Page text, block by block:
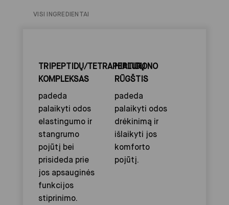
VISI INGREDIENTAI
TRIPEPTIDŲ/TETRAPEPTIDŲ
KOMPLEKSAS
padeda
palaikyti odos
elastingumo ir
stangrumo
pojūtį bei
prisideda prie
jos apsauginės
funkcijos
stiprinimo.
HIALURONO
RŪGŠTIS
padeda
palaikyti odos
drėkinimą ir
išlaikyti jos
komforto
pojūtį.